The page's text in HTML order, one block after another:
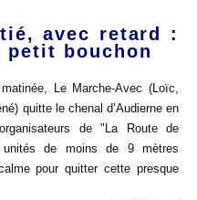
avec retard :
petit bouchon
Le Marche-Avec (Loïc,
quitte le chenal d’Audierne en
de "La Route de
unités de moins de 9 mètres
pour quitter cette presque